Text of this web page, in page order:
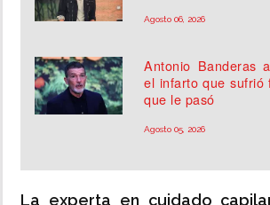
Agosto 06, 2026
Antonio Banderas
el infarto que sufrió
que le pasó
Agosto 05, 2026
La experta en cuidado